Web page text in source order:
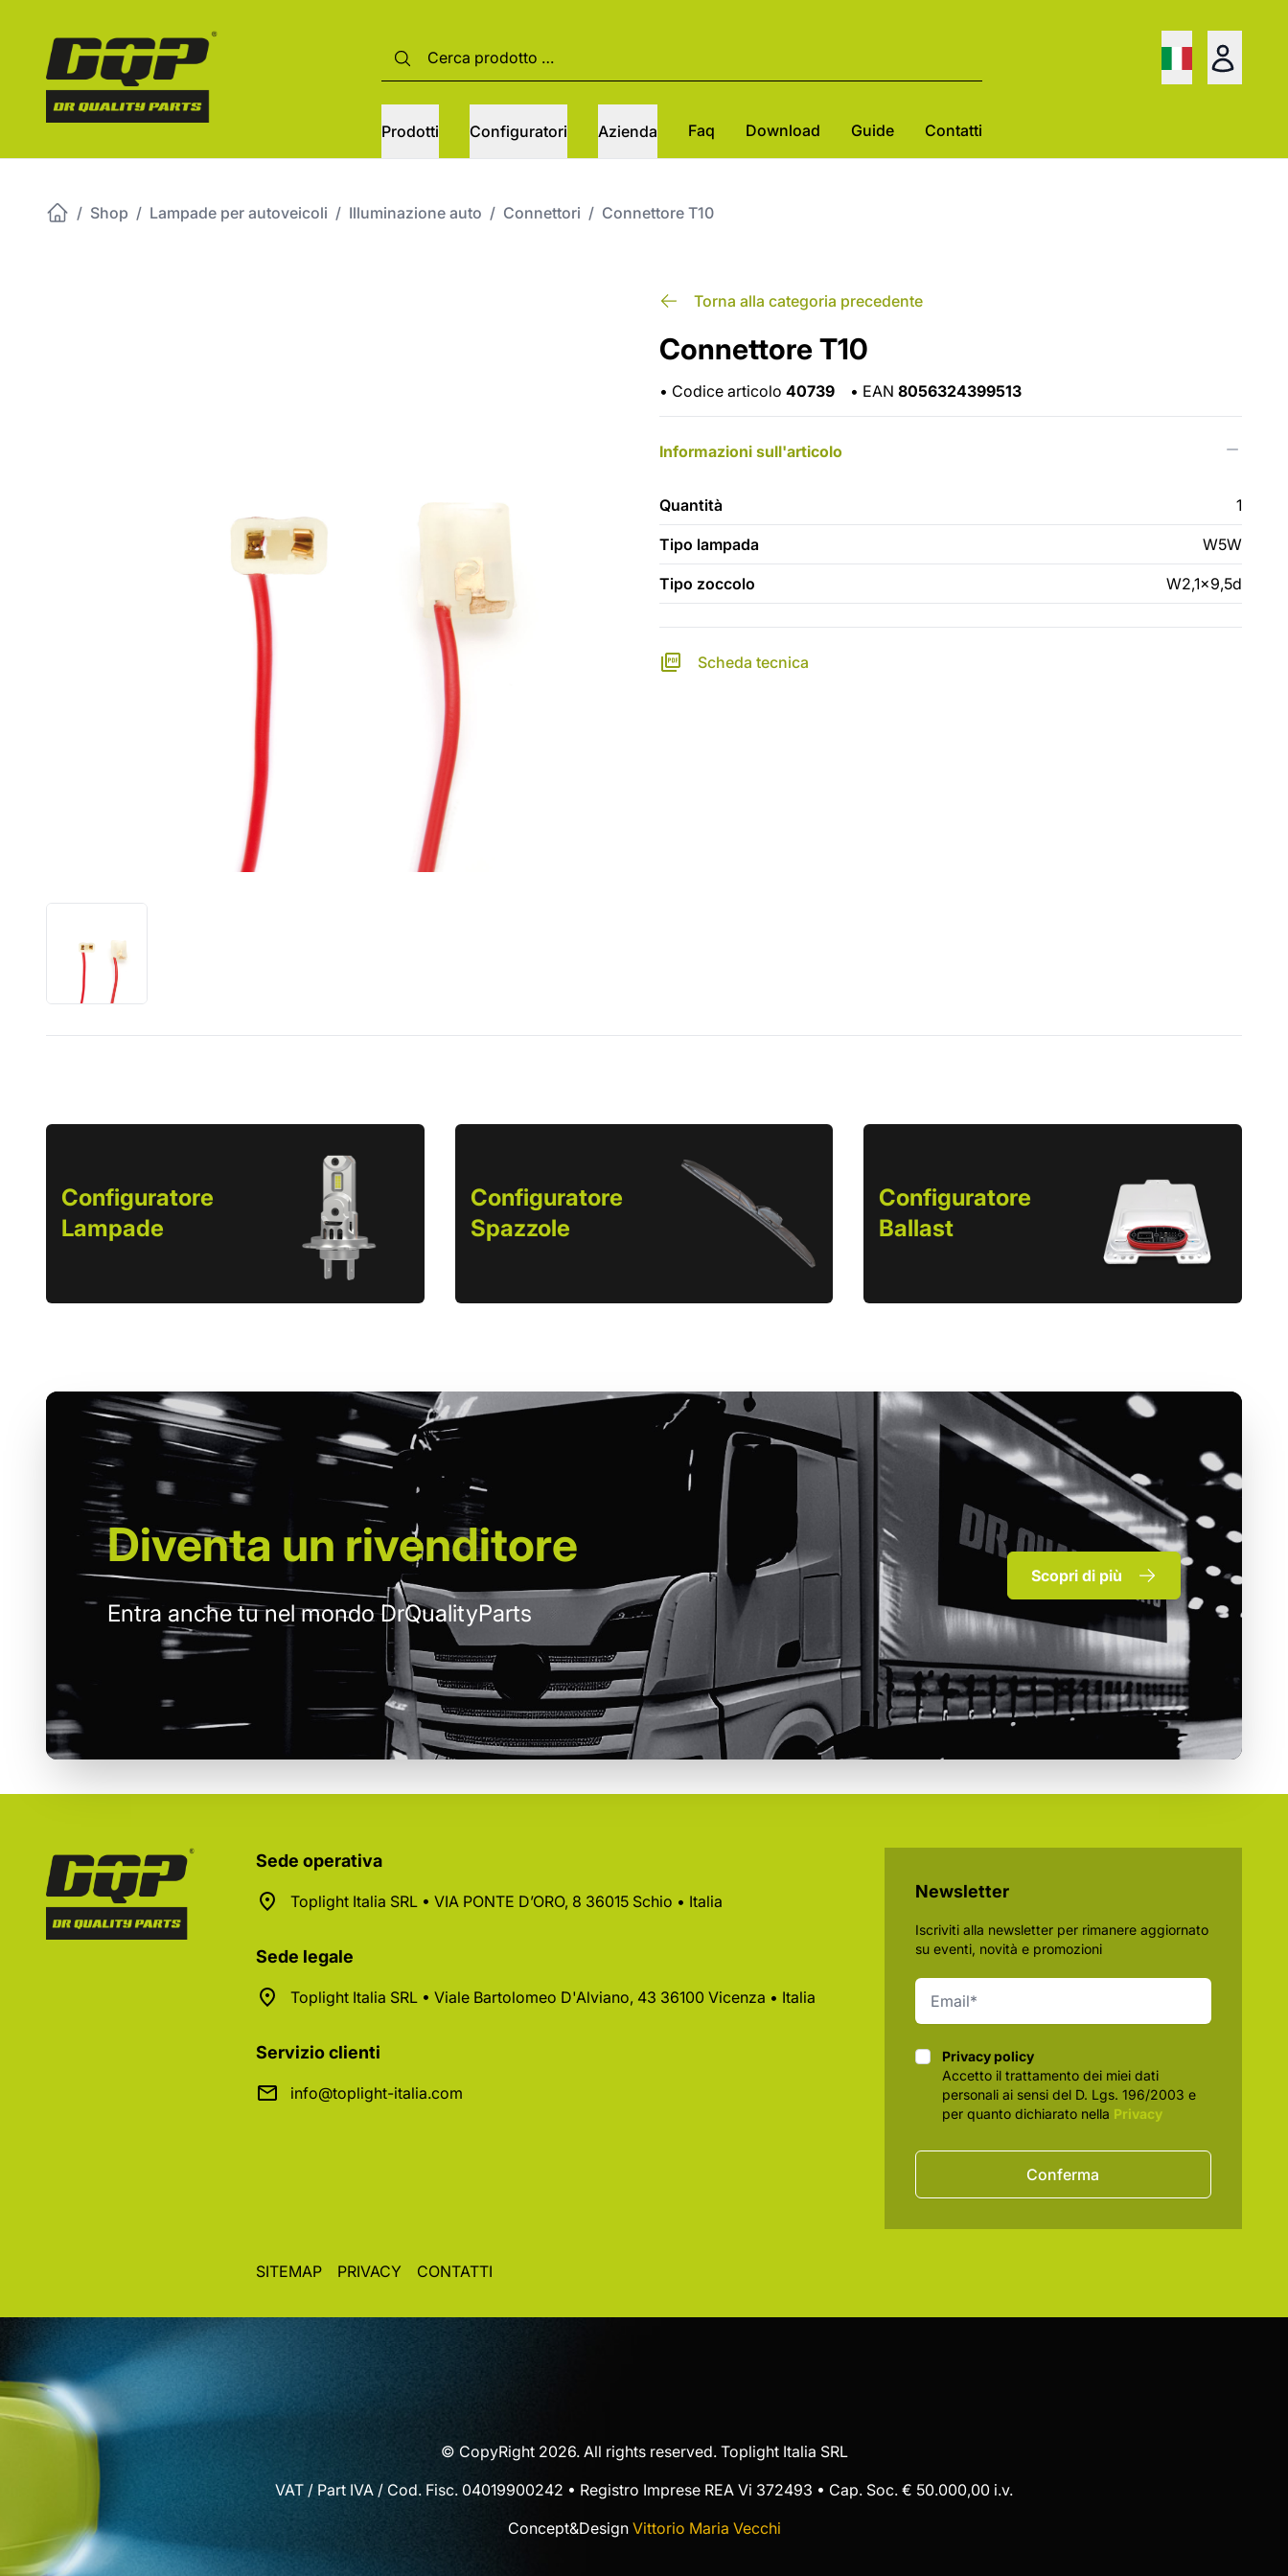
Prodotti Configuratori Azienda Faq Download Guide Contatti
/ Shop / Lampade per autoveicoli / Illuminazione auto / Connettori / Connettore T10
Torna alla categoria precedente
Connettore T10
• Codice articolo 40739 • EAN 8056324399513
Informazioni sull'articolo
Quantità 1
Tipo lampada W5W
Tipo zoccolo W2,1x9,5d
Scheda tecnica
Configuratore
Lampade
Configuratore
Spazzole
Configuratore
Ballast
Diventa un rivenditore
Entra anche tu nel mondo DrQualityParts
Scopri di più
Sede operativa
Toplight Italia SRL • VIA PONTE D’ORO, 8 36015 Schio • Italia
Sede legale
Toplight Italia SRL • Viale Bartolomeo D'Alviano, 43 36100 Vicenza • Italia
Servizio clienti
info@toplight-italia.com
Newsletter
Iscriviti alla newsletter per rimanere aggiornato
su eventi, novità e promozioni
Privacy policy
Privacy policy
Accetto il trattamento dei miei dati
personali ai sensi del D. Lgs. 196/2003 e
per quanto dichiarato nella Privacy
Conferma
SITEMAP PRIVACY CONTATTI
© CopyRight 2026. All rights reserved. Toplight Italia SRL
VAT / Part IVA / Cod. Fisc. 04019900242 • Registro Imprese REA Vi 372493 • Cap. Soc. € 50.000,00 i.v.
Concept&Design Vittorio Maria Vecchi